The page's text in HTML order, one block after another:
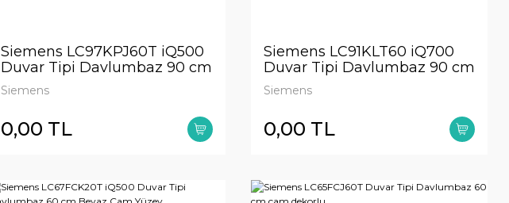
Siemens LC97KPJ60T iQ500
Duvar Tipi Davlumbaz 90 cm
Siyah Cam
Siemens
0,00 TL
Siemens LC91KLT60 iQ700
Duvar Tipi Davlumbaz 90 cm
Siyah Cam
Siemens
0,00 TL